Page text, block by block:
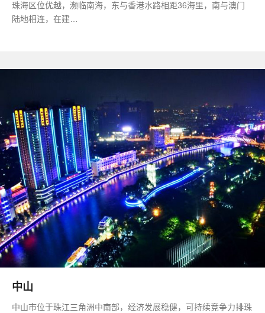
珠海区位优越，濒临南海，东与香港水路相距36海里，南与澳门
陆地相连，在建…
中山
中山市位于珠江三角洲中南部，经济发展稳健，可持续竞争力排珠